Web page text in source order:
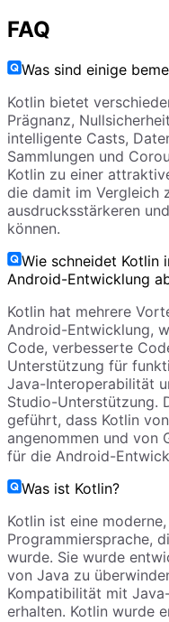
FAQ
Was sind einige
Kotlin bietet
Prägnanz,
intelligente Casts,
Sammlungen und
Kotlin zu einer
die damit im Vergleich
ausdrucksstärkeren
können.
Wie schneidet Kotlin
Android-Entwicklung
Kotlin hat mehrere
Android-Entwicklung,
Code, verbesserte
Unterstützung für
Java-Interoperabilität
Studio-Unterstützung.
geführt, dass Kotlin
angenommen und von
für die Android-
Was ist Kotlin?
Kotlin ist eine
Programmiersprache,
wurde. Sie wurde
von Java zu
Kompatibilität mit
erhalten. Kotlin wurde